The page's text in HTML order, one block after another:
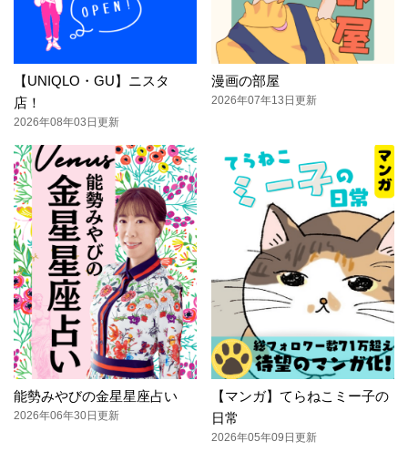
【UNIQLO・GU】ニスタ
店！
2026年08年03日更新
漫画の部屋
2026年07年13日更新
能勢みやびの金星星座占い
2026年06年30日更新
【マンガ】てらねこミー子の
日常
2026年05年09日更新